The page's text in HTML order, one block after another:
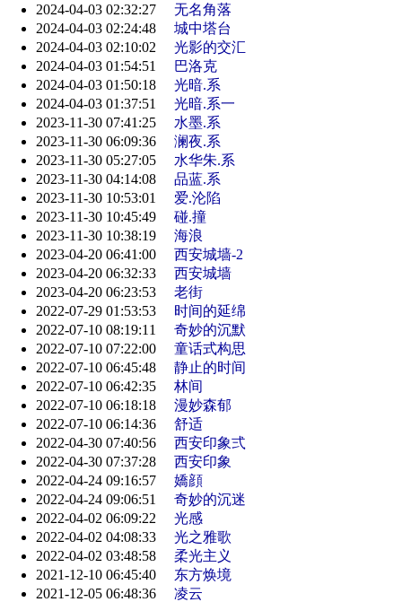
2024-04-03 02:32:27
无名角落
2024-04-03 02:24:48
城中塔台
2024-04-03 02:10:02
光影的交汇
2024-04-03 01:54:51
巴洛克
2024-04-03 01:50:18
光暗.系
2024-04-03 01:37:51
光暗.系一
2023-11-30 07:41:25
水墨.系
2023-11-30 06:09:36
澜夜.系
2023-11-30 05:27:05
水华朱.系
2023-11-30 04:14:08
品蓝.系
2023-11-30 10:53:01
爱.沦陷
2023-11-30 10:45:49
碰.撞
2023-11-30 10:38:19
海浪
2023-04-20 06:41:00
西安城墙-2
2023-04-20 06:32:33
西安城墙
2023-04-20 06:23:53
老街
2022-07-29 01:53:53
时间的延绵
2022-07-10 08:19:11
奇妙的沉默
2022-07-10 07:22:00
童话式构思
2022-07-10 06:45:48
静止的时间
2022-07-10 06:42:35
林间
2022-07-10 06:18:18
漫妙森郁
2022-07-10 06:14:36
舒适
2022-04-30 07:40:56
西安印象弍
2022-04-30 07:37:28
西安印象
2022-04-24 09:16:57
嬌顔
2022-04-24 09:06:51
奇妙的沉迷
2022-04-02 06:09:22
光感
2022-04-02 04:08:33
光之雅歌
2022-04-02 03:48:58
柔光主义
2021-12-10 06:45:40
东方焕境
2021-12-05 06:48:36
凌云